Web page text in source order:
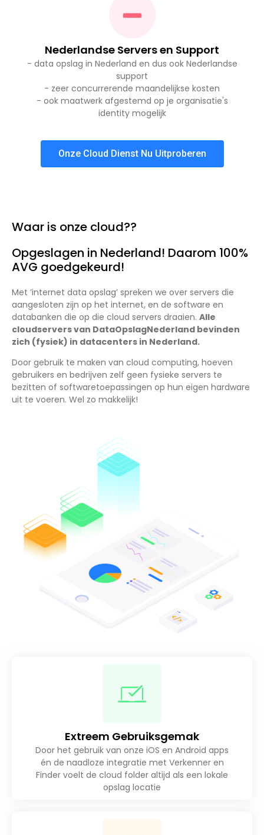
Nederlandse Servers en Support
- data opslag in Nederland en dus ook Nederlandse
support
- zeer concurrerende maandelijkse kosten
- ook maatwerk afgestemd op je organisatie's
identity mogelijk
Onze Cloud Dienst Nu Uitproberen
Waar is onze cloud??
Opgeslagen in Nederland! Daarom 100%
AVG goedgekeurd!
Met ’internet data opslag’ spreken we over servers die
aangesloten zijn op het internet, en de software en
databanken die op die cloud servers draaien. Alle
cloudservers van DataOpslagNederland bevinden
zich (fysiek) in datacenters in Nederland.
Door gebruik te maken van cloud computing, hoeven
gebruikers en bedrijven zelf geen fysieke servers te
bezitten of softwaretoepassingen op hun eigen hardware
uit te voeren. Wel zo makkelijk!
Extreem Gebruiksgemak
Door het gebruik van onze iOS en Android apps
én de naadloze integratie met Verkenner en
Finder voelt de cloud folder altijd als een lokale
opslag locatie